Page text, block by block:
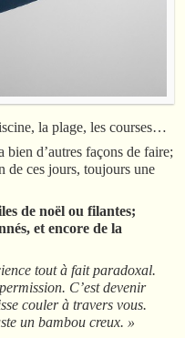
la plage, les courses…
d’autres façons de faire;
de ces jours, toujours une
de noël ou filantes;
et encore de la
tout à fait paradoxal.
C’est devenir
couler à travers vous.
un bambou creux. »